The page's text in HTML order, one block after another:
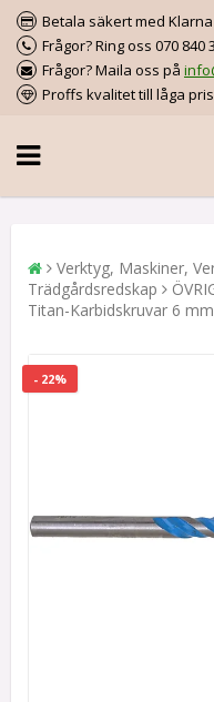
Betala säkert med Klarna
Frågor? Ring oss 070 840
Frågor? Maila oss på
Proffs kvalitet till låga
Verktyg, Maskiner,
Trädgårdsredskap
Titan-Karbidskruvar 6
- 22%